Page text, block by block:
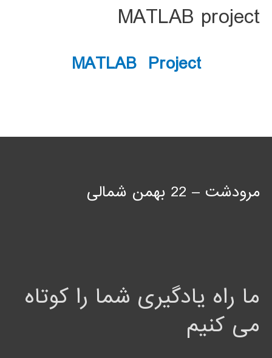
MATLAB project
MATLAB Project
مرودشت – 22 بهمن شمالی
ما راه یادگیری شما را کوتاه
می کنیم